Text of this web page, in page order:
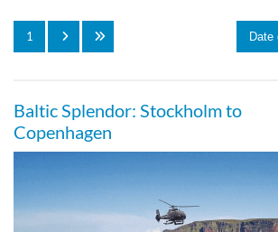
1
Baltic Splendor: Stockholm to
Copenhagen